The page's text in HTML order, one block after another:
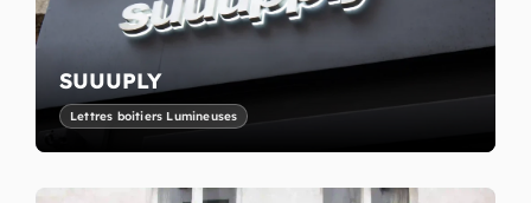
SUUUPLY
Lettres boitiers Lumineuses